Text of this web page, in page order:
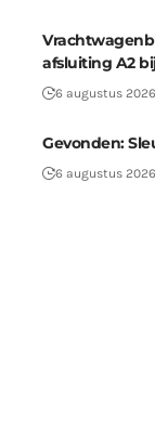
afsluiting A2
6 augustus
Gevonden:
6 augustus